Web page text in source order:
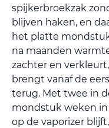
spijkerbroekzak
blijven haken, en
het platte
na maanden
zachter en
brengt vanaf de
terug. Met twee in
mondstuk weken
op de vaporizer